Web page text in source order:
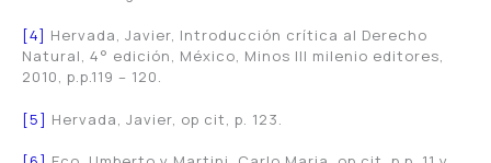
[4] Hervada, Javier, Introducción crítica al Derecho
Natural, 4° edición, México, Minos III milenio editores,
2010, p.p.119 – 120.
[5] Hervada, Javier, op cit, p. 123.